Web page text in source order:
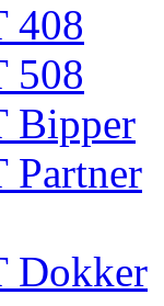
408
508
Bipper
Partner
Dokker